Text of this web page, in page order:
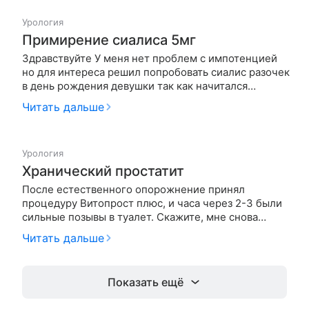
Урология
Примирение сиалиса 5мг
Здравствуйте У меня нет проблем с импотенцией
но для интереса решил попробовать сиалис разочек
в день рождения девушки так как начитался
положительных отзывов, так как проблем с
импотенцией нет решил купить самую слабую
Читать дальше
Урология
Хранический простатит
После естественного опорожнение принял
процедуру Витопрост плюс, и часа через 2-3 были
сильные позывы в туалет. Скажите, мне снова
вводить Витопрост, должно быть все смыло или это
нормально?
Читать дальше
Показать ещё